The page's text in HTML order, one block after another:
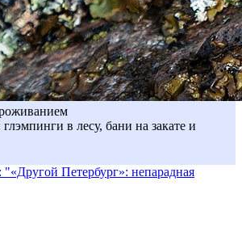
в лесу, бани на закате и